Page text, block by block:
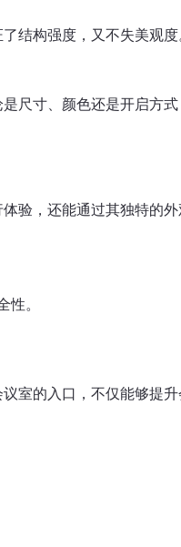
结构强度，又不失美观
尺寸、颜色还是开启方
验，还能通过其独特的
性。
室的入口，不仅能够提